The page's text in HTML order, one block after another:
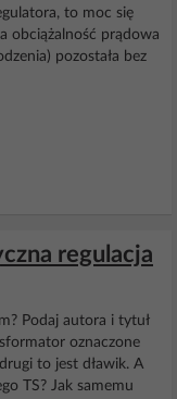
to moc się
obciążalność prądowa
pozostała bez
regulacja
Podaj autora i tytuł
oznaczone
to jest dławik. A
TS? Jak samemu